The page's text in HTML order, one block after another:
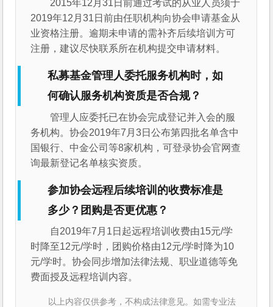
2015年12月31日前通过考试的从业人员须于
2019年12月31日前由任职机构向协会申请基金从
业资格注册。逾期未申请的需补齐后续培训方可
注册，建议尽快联系所在机构提交申请材料。
私募基金管理人委托服务机构时，如
何确认服务机构资质是否合规？
管理人应委托已在协会完成登记并入会的服
务机构。协会2019年7月3日公布第四批名单含中
国银行、中金公司等8家机构，可登录协会官网查
询最新登记名单核实资质。
参加协会远程后续培训的收费标准是
多少？团购是否更优惠？
自2019年7月1日起远程培训收费由15元/学
时降至12元/学时，团购价格由12元/学时降为10
元/学时。协会同步增加法律法规、职业道德等免
费面授及远程培训内容。
以上内容仅供参考，不构成法律意见。如需专业法